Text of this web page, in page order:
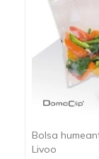
Bolsa
Livoo